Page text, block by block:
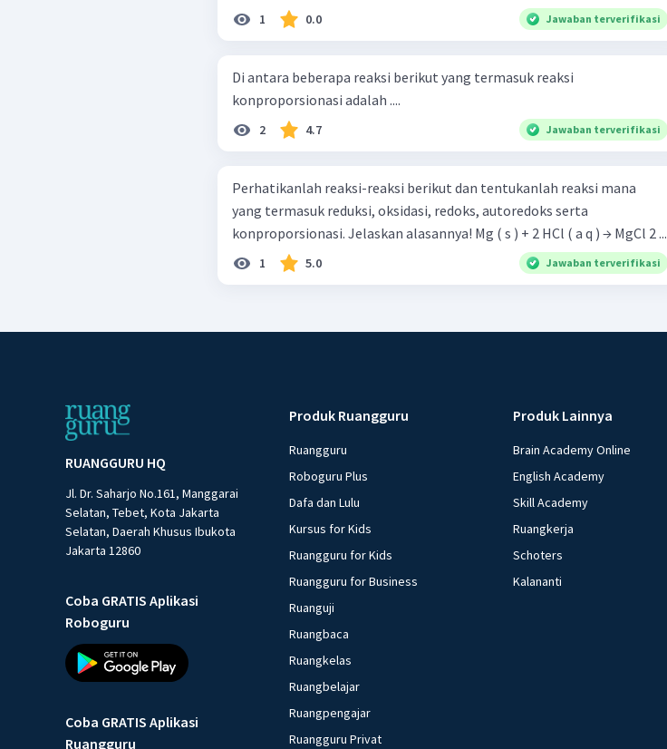
1 0.0 Jawaban terverifikasi
Di antara beberapa reaksi berikut yang termasuk reaksi
konproporsionasi adalah ....
2 4.7 Jawaban terverifikasi
Perhatikanlah reaksi-reaksi berikut dan tentukanlah reaksi mana
yang termasuk reduksi, oksidasi, redoks, autoredoks serta
konproporsionasi. Jelaskan alasannya! Mg ( s ) + 2 HCl ( a q ) → MgCl 2 ...
1 5.0 Jawaban terverifikasi
RUANGGURU HQ
Jl. Dr. Saharjo No.161, Manggarai
Selatan, Tebet, Kota Jakarta
Selatan, Daerah Khusus Ibukota
Jakarta 12860
Coba GRATIS Aplikasi
Roboguru
Coba GRATIS Aplikasi
Ruangguru
Produk Ruangguru
Ruangguru
Roboguru Plus
Dafa dan Lulu
Kursus for Kids
Ruangguru for Kids
Ruangguru for Business
Ruanguji
Ruangbaca
Ruangkelas
Ruangbelajar
Ruangpengajar
Ruangguru Privat
Produk Lainnya
Brain Academy Online
English Academy
Skill Academy
Ruangkerja
Schoters
Kalananti